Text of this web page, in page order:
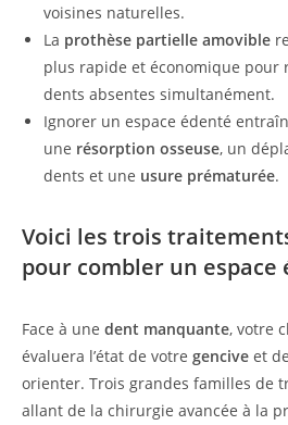
voisines naturelles.
La prothèse partielle amovible
plus rapide et économique pour
dents absentes simultanément.
Ignorer un espace édenté
une résorption osseuse, un
dents et une usure prématurée.
Voici les trois
pour combler un espace
Face à une dent manquante, votre
évaluera l’état de votre gencive et
orienter. Trois grandes familles de
allant de la chirurgie avancée à la